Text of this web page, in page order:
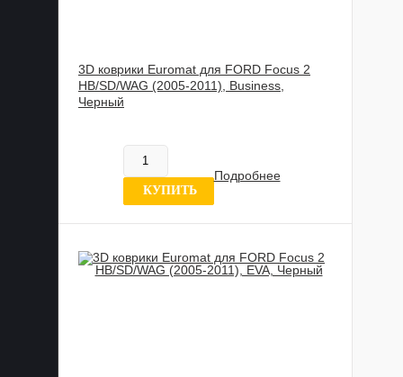
3D коврики Euromat для FORD Focus 2
HB/SD/WAG (2005-2011), Business,
Черный
В наличии
4 отзыва
КУПИТЬ
Подробнее